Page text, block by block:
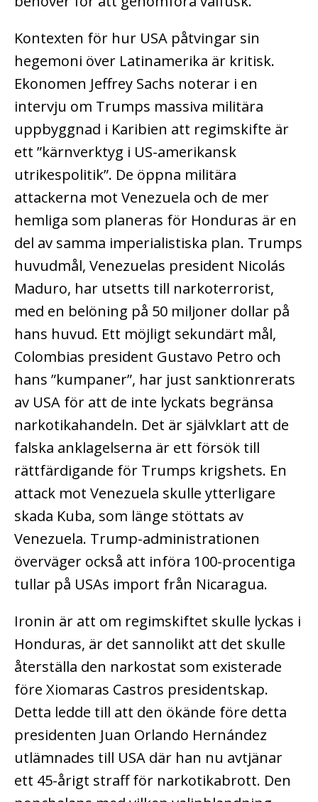
Kontexten för hur USA påtvingar sin
hegemoni över Latinamerika är kritisk.
Ekonomen Jeffrey Sachs noterar i en
intervju om Trumps massiva militära
uppbyggnad i Karibien att regimskifte är
ett ”kärnverktyg i US-amerikansk
utrikespolitik”. De öppna militära
attackerna mot Venezuela och de mer
hemliga som planeras för Honduras är en
del av samma imperialistiska plan. Trumps
huvudmål, Venezuelas president Nicolás
Maduro, har utsetts till narkoterrorist,
med en belöning på 50 miljoner dollar på
hans huvud. Ett möjligt sekundärt mål,
Colombias president Gustavo Petro och
hans ”kumpaner”, har just sanktionrerats
av USA för att de inte lyckats begränsa
narkotikahandeln. Det är självklart att de
falska anklagelserna är ett försök till
rättfärdigande för Trumps krigshets. En
attack mot Venezuela skulle ytterligare
skada Kuba, som länge stöttats av
Venezuela. Trump-administrationen
överväger också att införa 100-procentiga
tullar på USAs import från Nicaragua.
Ironin är att om regimskiftet skulle lyckas i
Honduras, är det sannolikt att det skulle
återställa den narkostat som existerade
före Xiomaras Castros presidentskap.
Detta ledde till att den ökände före detta
presidenten Juan Orlando Hernández
utlämnades till USA där han nu avtjänar
ett 45-årigt straff för narkotikabrott. Den